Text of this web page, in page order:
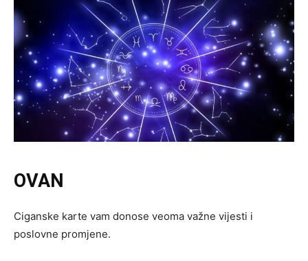
OVAN
Ciganske karte vam donose veoma važne vijesti i
poslovne promjene.